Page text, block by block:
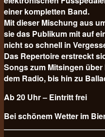
einer kompletten Band.
Mit dieser Mischung aus
sie das Publikum mit auf
nicht so schnell in
Das Repertoire erstreckt
Songs zum Mitsingen
dem Radio, bis hin zu
Ab 20 Uhr – Eintritt frei
Bei schönem Wetter im